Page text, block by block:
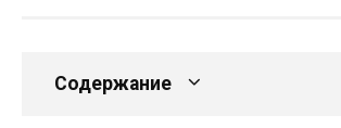
Содержание